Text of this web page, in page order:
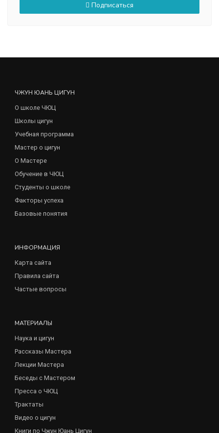
Подписаться
ЧЖУН ЮАНЬ ЦИГУН
О школе ЧЮЦ
Школы цигун
Учебная программа
Мастер о цигун
О Мастере
Обучение в ЧЮЦ
Студенты о школе
Факторы успеха
Базовые понятия
ИНФОРМАЦИЯ
Карта сайта
Правила сайта
Частые вопросы
МАТЕРИАЛЫ
Наука и цигун
Рассказы Мастера
Лекции Мастера
Беседы с Мастером
Пресса о ЧЮЦ
Трактаты
Видео о цигун
Книги по Чжун Юань Цигун